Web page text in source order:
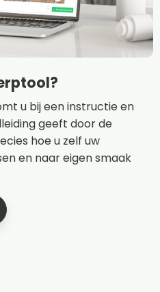
u bij een instructie en
geeft door de
hoe u zelf uw
en naar eigen smaak